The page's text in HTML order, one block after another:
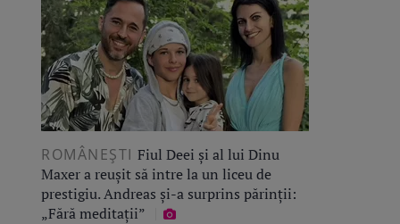
ROMÂNEŞTI Fiul Deei și al lui Dinu
Maxer a reușit să intre la un liceu de
prestigiu. Andreas și-a surprins părinții:
„Fără meditații”